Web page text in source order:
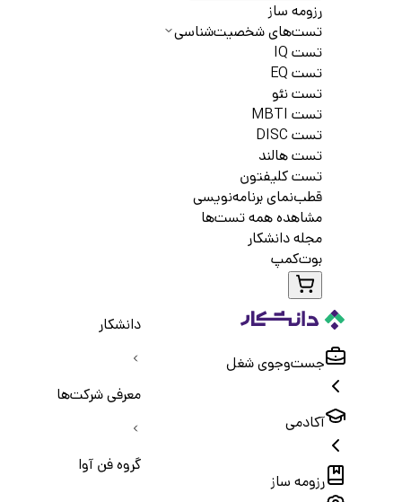
رزومه ساز
تست‌های شخصیت‌شناسی
تست IQ
تست EQ
تست نئو
تست MBTI
تست DISC
تست هالند
تست کلیفتون
قطب‌نمای برنامه‌نویسی
مشاهده همه تست‌ها
مجله دانشکار
بوت‌کمپ
جست‌و‌جوی شغل
آکادمی
رزومه ساز
دانشکار
معرفی شرکت‌ها
گروه فن آوا